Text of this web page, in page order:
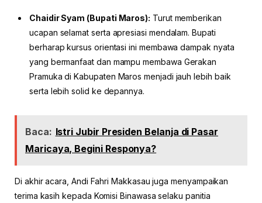
Chaidir Syam (Bupati Maros): Turut memberikan
ucapan selamat serta apresiasi mendalam. Bupati
berharap kursus orientasi ini membawa dampak nyata
yang bermanfaat dan mampu membawa Gerakan
Pramuka di Kabupaten Maros menjadi jauh lebih baik
serta lebih solid ke depannya.
Baca: Istri Jubir Presiden Belanja di Pasar
Maricaya, Begini Responya?
Di akhir acara, Andi Fahri Makkasau juga menyampaikan
terima kasih kepada Komisi Binawasa selaku panitia